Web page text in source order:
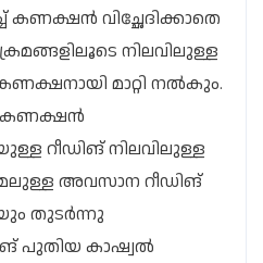
കണക്ഷൻ വിച്ഛേദിക്കാതെ
നിലവിലുള്ള
മാറ്റി നൽകും.
കണക്ഷൻ
റീഡിങ് നിലവിലുള്ള
അവസാന റീഡിങ്
തുടർന്നു
പുതിയ കാഷ്വൽ